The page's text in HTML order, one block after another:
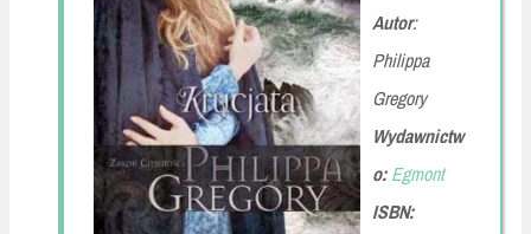
Autor:
Philippa
Gregory
Wydawnictw
o:Egmont
ISBN: